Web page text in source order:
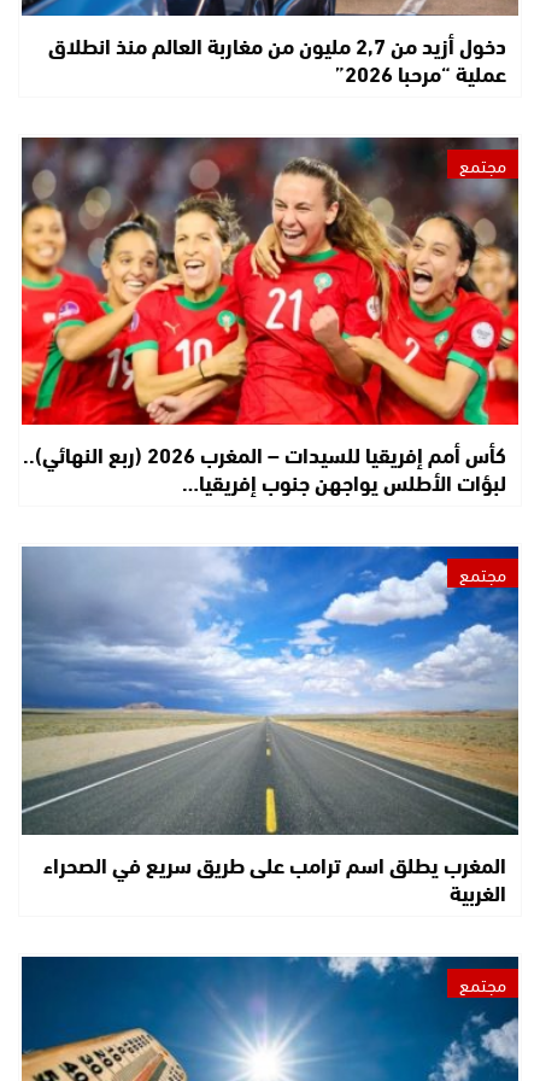
دخول أزيد من 2,7 مليون من مغاربة العالم منذ انطلاق
عملية “مرحبا 2026”
مجتمع
كأس أمم إفريقيا للسيدات – المغرب 2026 (ربع النهائي)..
لبؤات الأطلس يواجهن جنوب إفريقيا…
مجتمع
المغرب يطلق اسم ترامب على طريق سريع في الصحراء
الغربية
مجتمع